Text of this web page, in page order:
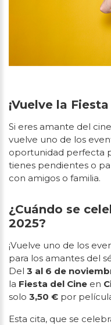
¡Vuelve la
Si eres amante del
vuelve uno de los
oportunidad perfecta
tienes pendientes o
con amigos o familia.
¿Cuándo se
2025?
¡Vuelve uno de los
para los amantes del
Del 3 al 6 de
la Fiesta del Cine en
solo 3,50 € por
Esta cita, que se